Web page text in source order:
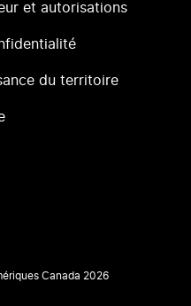
et autorisations
du territoire
Canada 2026